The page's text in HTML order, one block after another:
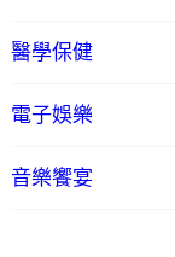
醫學保健
電子娛樂
音樂饗宴